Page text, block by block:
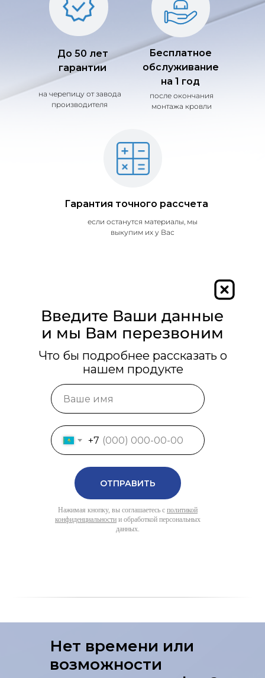
До 50 лет
гарантии
на черепицу от завода
производителя
Бесплатное
обслуживание
на 1 год
после окончания
монтажа кровли
Гарантия точного рассчета
если останутся материалы, мы
выкупим их у Вас
Введите Ваши данные
и мы Вам перезвоним
Что бы подробнее рассказать о
нашем продукте
+7
ОТПРАВИТЬ
Нажимая кнопку, вы соглашаетесь с политикой
конфиденциальности и обработкой персональных
данных.
Нет времени или
возможности